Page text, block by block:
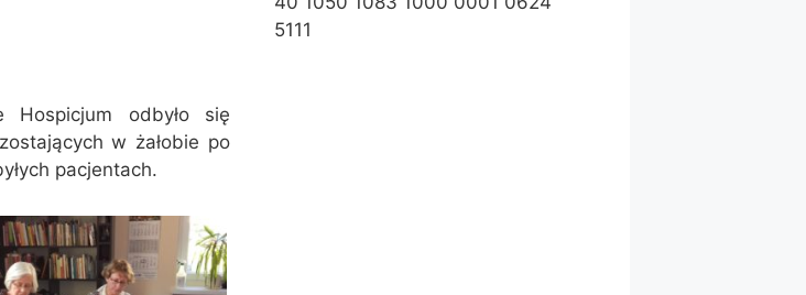
Hospicjum odbyło się
w żałobie po
pacjentach.
5111